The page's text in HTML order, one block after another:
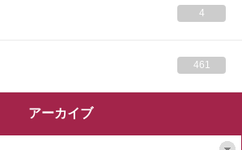
4
461
アーカイブ